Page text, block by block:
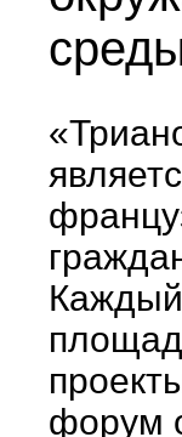
Каждый
форум